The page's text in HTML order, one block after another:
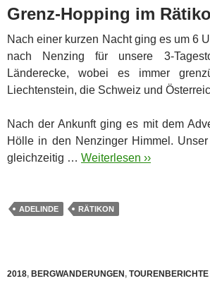
Grenz-Hopping im
Nach einer kurzen Nacht ging es um 6
nach Nenzing für unsere 3-
Länderecke, wobei es immer
Liechtenstein, die Schweiz und
Nach der Ankunft ging es mit dem
Hölle in den Nenzinger Himmel.
gleichzeitig … Weiterlesen ››
ADELINDE RÄTIKON
2018, BERGWANDERUNGEN, TOURENBERICHTE